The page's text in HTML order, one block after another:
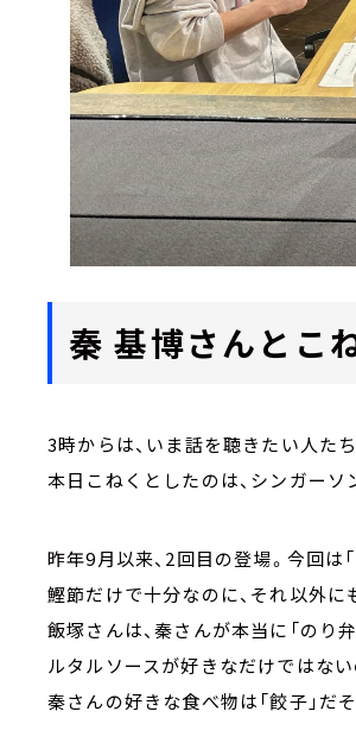
秦 基博さんとこ
3時からは、いま話を聴きたい人た
本日こねくとしたのは、シンガーソ
昨年9月以来、2回目の登場。今回は
鰹節だけで十分なのに、それ以外
飯塚さんは、秦さんが本当に「のり
ルタルソースが好きなだけではな
秦さんの好きな食べ物は「餃子」だ